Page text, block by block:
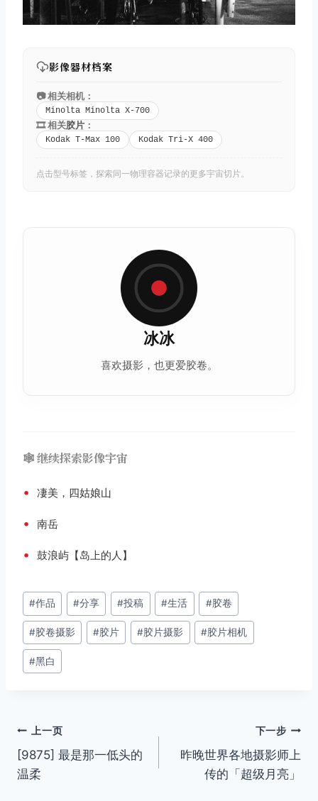
影像器材档案
📷 相关相机：
Minolta Minolta X-700
🎞️ 相关胶片 ：
Kodak T-Max 100 Kodak Tri-X 400
点击型号标签，探索同一物理容器记录的更多宇宙切片。
冰冰
喜欢摄影，也更爱胶卷。
🕸️ 继续探索影像宇宙
• 凄美，四姑娘山
• 南岳
• 鼓浪屿【岛上的人】
文
章
标
签：
#作品 #分享 #投稿 #生活 #胶卷
#胶卷摄影 #胶片 #胶片摄影 #胶片相机
#黑白
文
章
上一页
[9875] 最是那一低头的
温柔
下一步
昨晚世界各地摄影师上
传的「超级月亮」